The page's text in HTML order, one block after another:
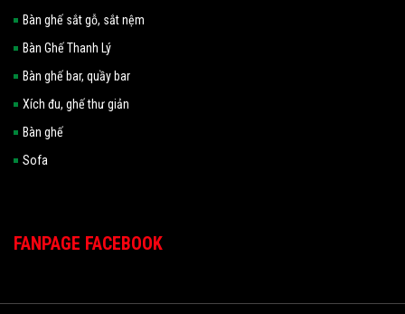
Bàn ghế sắt gỗ, sắt nệm
Bàn Ghế Thanh Lý
Bàn ghế bar, quầy bar
Xích đu, ghế thư giản
Bàn ghế
Sofa
FANPAGE FACEBOOK